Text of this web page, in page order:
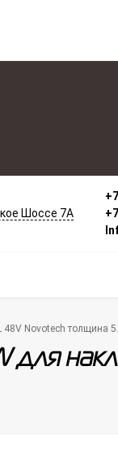
Шоссе 7А
48V Novotech толщина
для